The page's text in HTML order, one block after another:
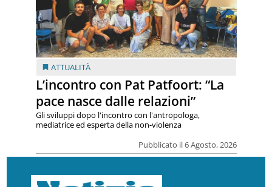
ATTUALITÀ
L’incontro con Pat Patfoort: “La
pace nasce dalle relazioni”
Pubblicato il 6 Agosto, 2026
Gli sviluppi dopo l'incontro con l'antropologa,
mediatrice ed esperta della non-violenza